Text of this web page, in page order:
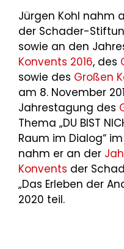
Jürgen Kohl nahm
der Schader-
sowie an den
Konvents 2016, des
sowie des Großen
am 8. November
Jahrestagung des
Thema „DU BIST
Raum im Dialog“
nahm er an der
Konvents der
„Das Erleben der
2020 teil.